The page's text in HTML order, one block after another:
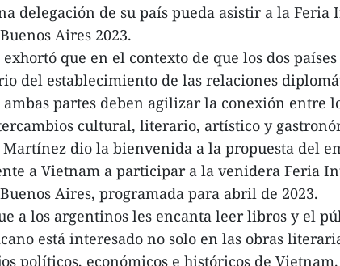
delegación de su país pueda asistir a la
Aires 2023.
que en el contexto de que los dos
del establecimiento de las relaciones
partes deben agilizar la conexión entre
cultural, literario, artístico y
Martínez dio la bienvenida a la propuesta del
a Vietnam a participar a la venidera Feria
Aires, programada para abril de 2023.
a los argentinos les encanta leer libros y el
está interesado no solo en las obras
políticos, económicos e históricos de Vietnam.